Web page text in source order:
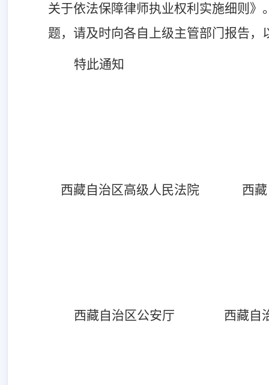
关于依法保障律师执业权利实施细则
题，请及时向各自上级主管部门报告，
特此通知
西藏自治区高级人民法院 西
西藏自治区公安厅 西藏自